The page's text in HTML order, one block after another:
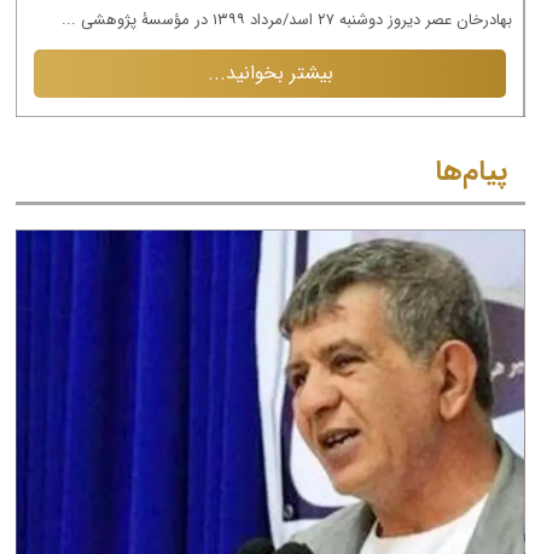
بهادرخان عصر دیروز دوشنبه ۲۷ اسد/مرداد ۱۳۹۹ در مؤسسۀ پژوهشی ...
بیشتر بخوانید...
پیام‌ها